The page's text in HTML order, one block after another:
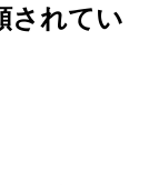
されてい